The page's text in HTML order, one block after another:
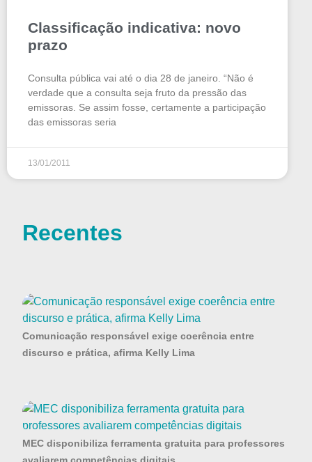
Classificação indicativa: novo
prazo
Consulta pública vai até o dia 28 de janeiro. “Não é
verdade que a consulta seja fruto da pressão das
emissoras. Se assim fosse, certamente a participação
das emissoras seria
13/01/2011
Recentes
Comunicação responsável exige coerência entre
discurso e prática, afirma Kelly Lima
MEC disponibiliza ferramenta gratuita para professores